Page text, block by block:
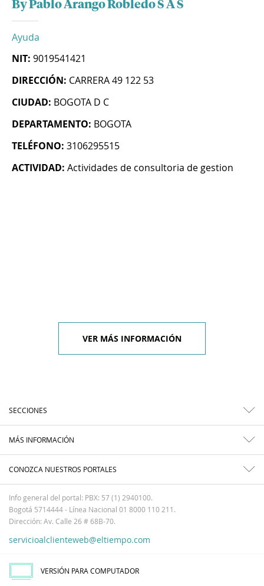
By Pablo Arango Robledo S A S
Ayuda
NIT: 9019541421
DIRECCIÓN: CARRERA 49 122 53
CIUDAD: BOGOTA D C
DEPARTAMENTO: BOGOTA
TELÉFONO: 3106295515
ACTIVIDAD: Actividades de consultoria de gestion
VER MÁS INFORMACIÓN
SECCIONES
MÁS INFORMACIÓN
CONOZCA NUESTROS PORTALES
Info general del portal: PBX: 57 (1) 2940100.
Bogotá 5714444 - Línea Nacional 01 8000 110 211.
Dirección: Av. Calle 26 # 68B-70.
servicioalclienteweb@eltiempo.com
VERSIÓN PARA COMPUTADOR